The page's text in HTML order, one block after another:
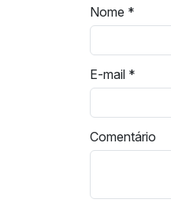
Nome *
E-mail *
Comentário